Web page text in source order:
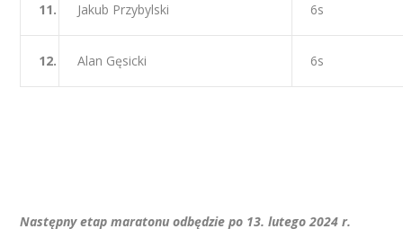
11. Jakub Przybylski 6s
12. Alan Gęsicki 6s
Następny etap maratonu odbędzie po 13. lutego 2024 r.